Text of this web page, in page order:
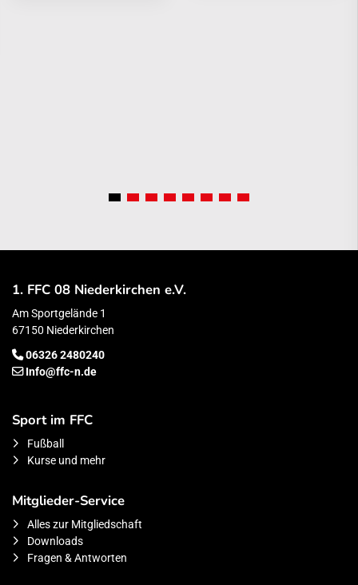
1. FFC 08 Niederkirchen e.V.
Am Sportgelände 1
67150 Niederkirchen
06326 2480240
Info@ffc-n.de
Sport im FFC
Fußball
Kurse und mehr
Mitglieder-Service
Alles zur Mitgliedschaft
Downloads
Fragen & Antworten